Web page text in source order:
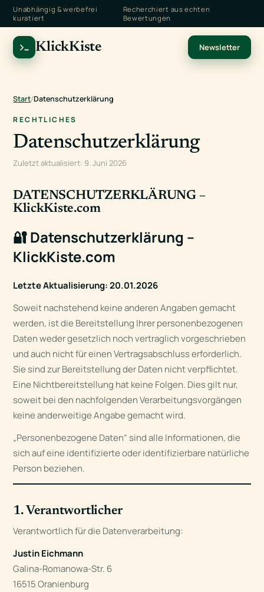
Unabhängig & werbefrei
kuratiert
Recherchiert aus echten
Bewertungen
KlickKiste Newsletter
Start/Datenschutzerklärung
RECHTLICHES
Datenschutzerklärung
Zuletzt aktualisiert: 9. Juni 2026
DATENSCHUTZERKLÄRUNG –
KlickKiste.com
🔐 Datenschutzerklärung –
KlickKiste.com
Letzte Aktualisierung: 20.01.2026
Soweit nachstehend keine anderen Angaben gemacht
werden, ist die Bereitstellung Ihrer personenbezogenen
Daten weder gesetzlich noch vertraglich vorgeschrieben
und auch nicht für einen Vertragsabschluss erforderlich.
Sie sind zur Bereitstellung der Daten nicht verpflichtet.
Eine Nichtbereitstellung hat keine Folgen. Dies gilt nur,
soweit bei den nachfolgenden Verarbeitungsvorgängen
keine anderweitige Angabe gemacht wird.
„Personenbezogene Daten“ sind alle Informationen, die
sich auf eine identifizierte oder identifizierbare natürliche
Person beziehen.
1. Verantwortlicher
Verantwortlich für die Datenverarbeitung:
Justin Eichmann
Galina-Romanowa-Str. 6
16515 Oranienburg